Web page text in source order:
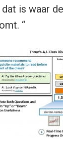
is waar
“